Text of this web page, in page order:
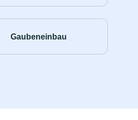
Gaubeneinbau